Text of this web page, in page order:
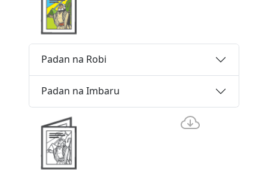
Padan na Robi
Padan na Imbaru